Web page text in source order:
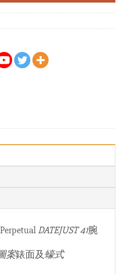
DATEJUST 41腕
案錶面及蠔式